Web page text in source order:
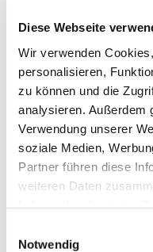
Diese Webseite
Wir verwenden
personalisieren,
zu können und die
analysieren. Außerdem
Verwendung unserer
soziale Medien,
Partner führen diese
weiteren Daten
Notwendig
Mittwoch, 14.